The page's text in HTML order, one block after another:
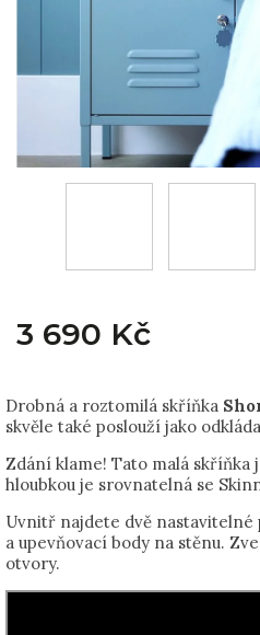
3 690 Kč
Drobná a roztomilá skříňka
skvěle také poslouží jako
Zdání klame! Tato malá skříňka
hloubkou je srovnatelná se
Uvnitř najdete dvě nastavitelné
a upevňovací body na stěnu.
otvory.